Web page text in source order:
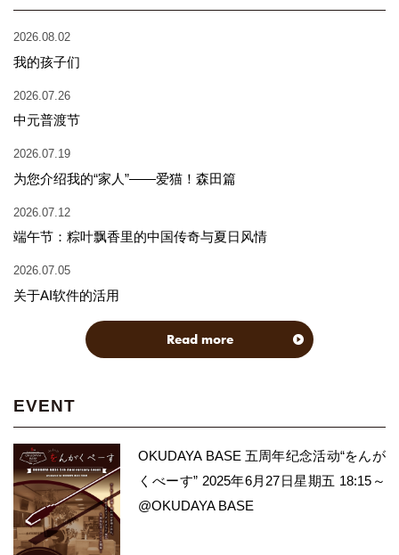
2026.08.02
我的孩子们
2026.07.26
中元普渡节
2026.07.19
为您介绍我的“家人”——爱猫！森田篇
2026.07.12
端午节：粽叶飘香里的中国传奇与夏日风情
2026.07.05
关于AI软件的活用
Read more
EVENT
OKUDAYA BASE 五周年纪念活动“をんが
くべーす” 2025年6月27日星期五 18:15～
@OKUDAYA BASE